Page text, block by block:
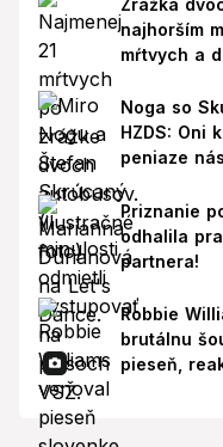
najhorším
mŕtvych a
Noga so
HZDS: Oni
peniaze
Priznanie
odhalila
partnera!
Robbie
brutálnu
pieseň,